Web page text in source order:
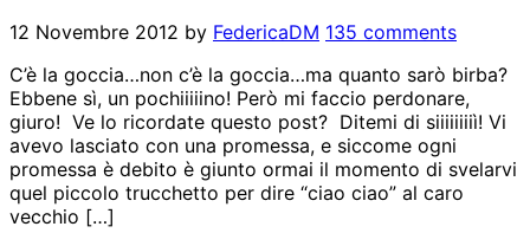
12 Novembre 2012 by FedericaDM 135 comments
C’è la goccia…non c’è la goccia…ma quanto sarò birba?
Ebbene sì, un pochiiiiino! Però mi faccio perdonare,
giuro! Ve lo ricordate questo post? Ditemi di siiiiiiiiì! Vi
avevo lasciato con una promessa, e siccome ogni
promessa è debito è giunto ormai il momento di svelarvi
quel piccolo trucchetto per dire “ciao ciao” al caro
vecchio […]